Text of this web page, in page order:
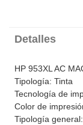
Detalles
HP 953XL AC
Tipología: Tinta
Tecnología de
Color de
Tipología